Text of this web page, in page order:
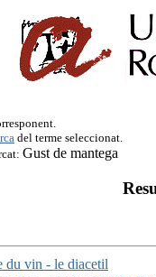
del terme seleccionat.
Gust de mantega
du vin - le diacetil